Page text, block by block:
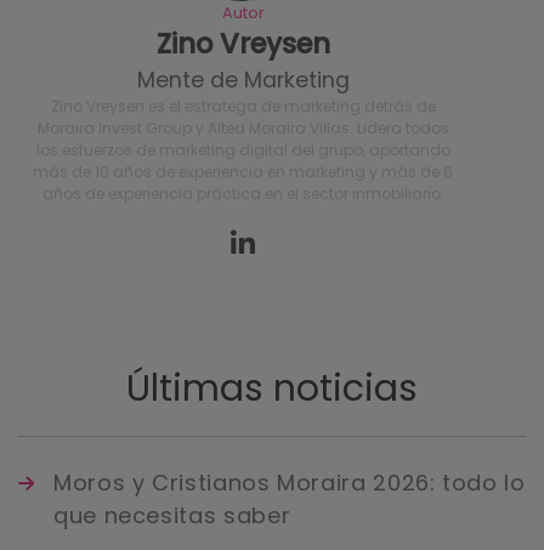
Autor
Zino Vreysen
Mente de Marketing
Últimas noticias
Moros y Cristianos Moraira 2026: todo lo
que necesitas saber